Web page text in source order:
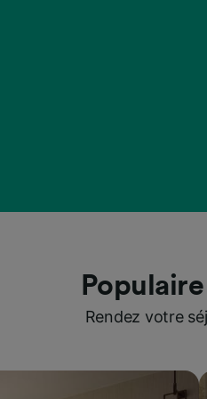
Rendez votre